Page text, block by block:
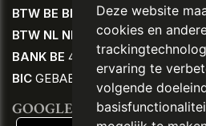
Deze website
cookies en
ervaring te
volgende
BTW BE BE
0458.795.152
BTW NL NL
80.58.21.806 B01
BANK BE 44 2350 2945 2545
BIC GEBABEBB
GOOGLE TRANSLATE